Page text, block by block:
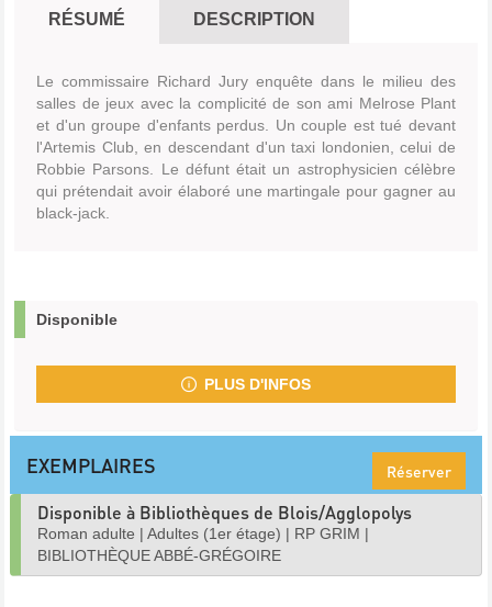
RÉSUMÉ DESCRIPTION
Le commissaire Richard Jury enquête dans le milieu des
salles de jeux avec la complicité de son ami Melrose Plant
et d'un groupe d'enfants perdus. Un couple est tué devant
l'Artemis Club, en descendant d'un taxi londonien, celui de
Robbie Parsons. Le défunt était un astrophysicien célèbre
qui prétendait avoir élaboré une martingale pour gagner au
black-jack.
Disponible
PLUS D'INFOS
EXEMPLAIRES Réserver
Disponible à Bibliothèques de Blois/Agglopolys
Roman adulte | Adultes (1er étage) | RP GRIM |
BIBLIOTHÈQUE ABBÉ-GRÉGOIRE